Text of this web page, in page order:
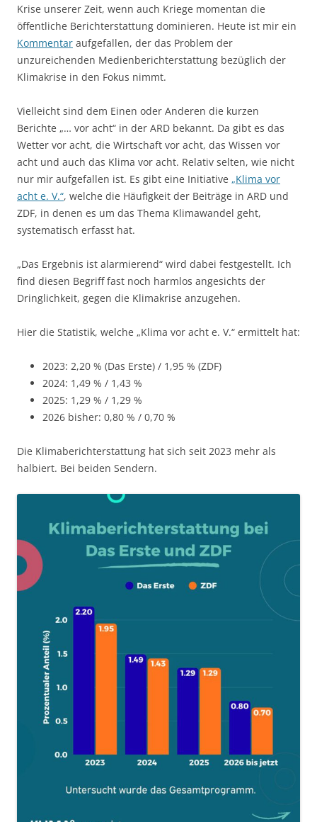
Krise unserer Zeit, wenn auch Kriege momentan die
öffentliche Berichterstattung dominieren. Heute ist mir ein
Kommentar aufgefallen, der das Problem der
unzureichenden Medienberichterstattung bezüglich der
Klimakrise in den Fokus nimmt.
Vielleicht sind dem Einen oder Anderen die kurzen
Berichte „… vor acht“ in der ARD bekannt. Da gibt es das
Wetter vor acht, die Wirtschaft vor acht, das Wissen vor
acht und auch das Klima vor acht. Relativ selten, wie nicht
nur mir aufgefallen ist. Es gibt eine Initiative „Klima vor
acht e. V.“, welche die Häufigkeit der Beiträge in ARD und
ZDF, in denen es um das Thema Klimawandel geht,
systematisch erfasst hat.
„Das Ergebnis ist alarmierend“ wird dabei festgestellt. Ich
find diesen Begriff fast noch harmlos angesichts der
Dringlichkeit, gegen die Klimakrise anzugehen.
Hier die Statistik, welche „Klima vor acht e. V.“ ermittelt hat:
2023: 2,20 % (Das Erste) / 1,95 % (ZDF)
2024: 1,49 % / 1,43 %
2025: 1,29 % / 1,29 %
2026 bisher: 0,80 % / 0,70 %
Die Klimaberichterstattung hat sich seit 2023 mehr als
halbiert. Bei beiden Sendern.